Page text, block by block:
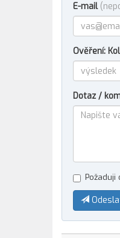
E-mail
Ověření:
Dotaz /
Požaduji